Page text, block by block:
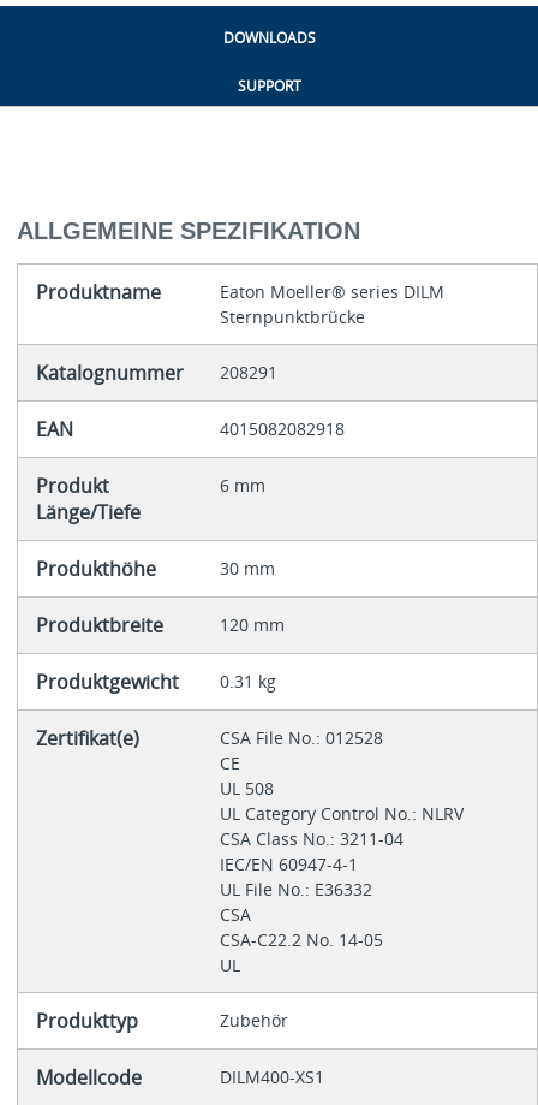
DOWNLOADS
SUPPORT
ALLGEMEINE SPEZIFIKATION
Produktname
Eaton Moeller® series DILM
Sternpunktbrücke
Katalognummer 208291
EAN 4015082082918
Produkt
Länge/Tiefe
6 mm
Produkthöhe 30 mm
Produktbreite 120 mm
Produktgewicht 0.31 kg
Zertifikat(e)
CSA File No.: 012528
CE
UL 508
UL Category Control No.: NLRV
CSA Class No.: 3211-04
IEC/EN 60947-4-1
UL File No.: E36332
CSA
CSA-C22.2 No. 14-05
UL
Produkttyp Zubehör
Modellcode DILM400-XS1